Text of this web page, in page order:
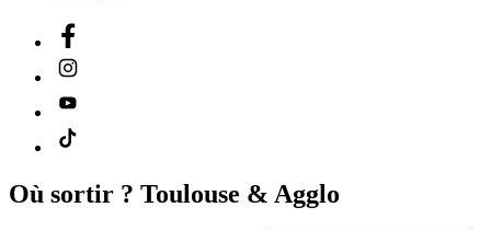
Où sortir ? Toulouse & Agglo